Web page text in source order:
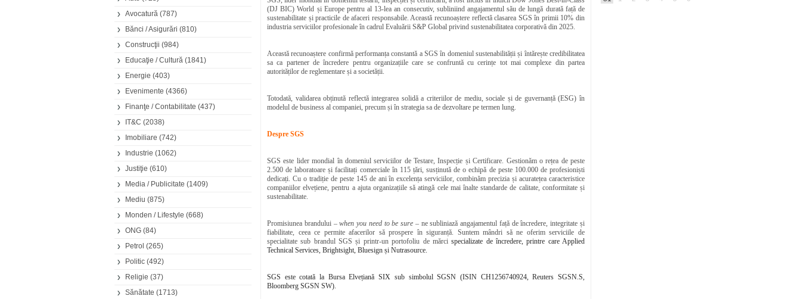
Avocatură (787)
Bănci / Asigurări (810)
Construcţii (984)
Educaţie / Cultură (1841)
Energie (403)
Evenimente (4366)
Finanţe / Contabilitate (437)
IT&C (2038)
Imobiliare (742)
Industrie (1062)
Justiţie (610)
Media / Publicitate (1409)
Mediu (875)
Monden / Lifestyle (668)
ONG (84)
Petrol (265)
Politic (492)
Religie (37)
Sănătate (1713)
(DJ BIC) World și Europe pentru al 13-lea an consecutiv, subliniind angajamentul său de lungă durată față de
sustenabilitate și practicile de afaceri responsabile. Această recunoaștere reflectă clasarea SGS în primii 10% din
industria serviciilor profesionale în cadrul Evaluării S&P Global privind sustenabilitatea corporativă din 2025.
Această recunoaștere confirmă performanța constantă a SGS în domeniul sustenabilității și întărește credibilitatea
sa ca partener de încredere pentru organizațiile care se confruntă cu cerințe tot mai complexe din partea
autorităților de reglementare și a societății.
Totodată, validarea obținută reflectă integrarea solidă a criteriilor de mediu, sociale și de guvernanță (ESG) în
modelul de business al companiei, precum și în strategia sa de dezvoltare pe termen lung.
Despre SGS
SGS este lider mondial în domeniul serviciilor de Testare, Inspecție și Certificare. Gestionăm o rețea de peste
2.500 de laboratoare și facilitați comerciale în 115 țări, susținută de o echipă de peste 100.000 de profesioniști
dedicați. Cu o tradiție de peste 145 de ani în excelența serviciilor, combinăm precizia și acuratețea caracteristice
companiilor elvețiene, pentru a ajuta organizațiile să atingă cele mai înalte standarde de calitate, conformitate și
sustenabilitate.
Promisiunea brandului –when you need to be sure – ne subliniază angajamentul față de încredere, integritate și
fiabilitate, ceea ce permite afacerilor să prospere în siguranță. Suntem mândri să ne oferim serviciile de
specialitate sub brandul SGS și printr-un portofoliu de mărcispecializate de încredere, printre care Applied
Technical Services, Brightsight, Bluesign și Nutrasource.
SGS este cotată la Bursa Elvețiană SIX sub simbolul SGSN (ISIN CH1256740924, Reuters SGSN.S,
Bloomberg SGSN SW).